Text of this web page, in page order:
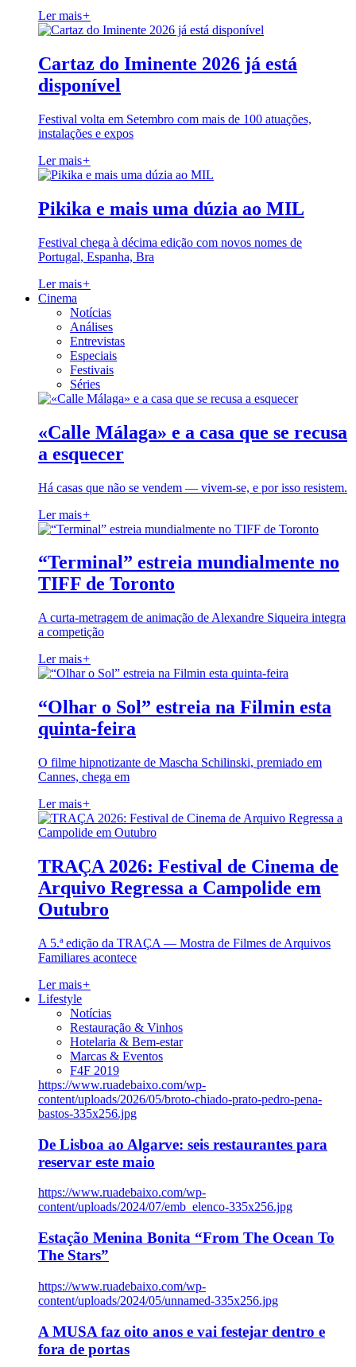
Ler mais+
Cartaz do Iminente 2026 já está
disponível
Festival volta em Setembro com mais de 100 atuações,
instalações e expos
Ler mais+
Pikika e mais uma dúzia ao MIL
Festival chega à décima edição com novos nomes de
Portugal, Espanha, Bra
Ler mais+
Cinema
Notícias
Análises
Entrevistas
Especiais
Festivais
Séries
«Calle Málaga» e a casa que se recusa
a esquecer
Há casas que não se vendem — vivem-se, e por isso resistem.
Ler mais+
“Terminal” estreia mundialmente no
TIFF de Toronto
A curta-metragem de animação de Alexandre Siqueira integra
a competição
Ler mais+
“Olhar o Sol” estreia na Filmin esta
quinta-feira
O filme hipnotizante de Mascha Schilinski, premiado em
Cannes, chega em
Ler mais+
TRAÇA 2026: Festival de Cinema de
Arquivo Regressa a Campolide em
Outubro
A 5.ª edição da TRAÇA — Mostra de Filmes de Arquivos
Familiares acontece
Ler mais+
Lifestyle
Notícias
Restauração & Vinhos
Hotelaria & Bem-estar
Marcas & Eventos
F4F 2019
https://www.ruadebaixo.com/wp-
content/uploads/2026/05/broto-chiado-prato-pedro-pena-
bastos-335x256.jpg
De Lisboa ao Algarve: seis restaurantes para
reservar este maio
https://www.ruadebaixo.com/wp-
content/uploads/2024/07/emb_elenco-335x256.jpg
Estação Menina Bonita “From The Ocean To
The Stars”
https://www.ruadebaixo.com/wp-
content/uploads/2024/05/unnamed-335x256.jpg
A MUSA faz oito anos e vai festejar dentro e
fora de portas